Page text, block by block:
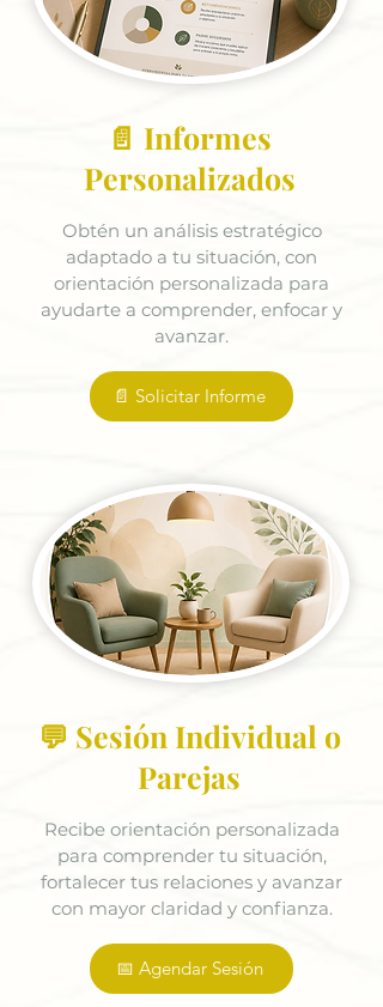
📄 Informes
Personalizados
Obtén un análisis estratégico
adaptado a tu situación, con
orientación personalizada para
ayudarte a comprender, enfocar y
avanzar.
📄 Solicitar Informe
💬 Sesión Individual o
Parejas
Recibe orientación personalizada
para comprender tu situación,
fortalecer tus relaciones y avanzar
con mayor claridad y confianza.
📅 Agendar Sesión